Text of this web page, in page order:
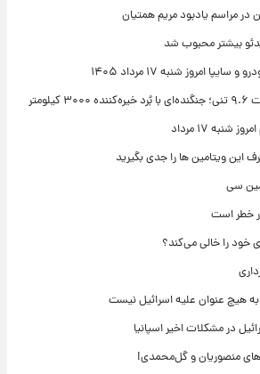
در مراسم یادبود مریم همتیان
بیشتر محبوب شد
امروز شنبه ۱۷ مرداد ۱۴۰۵
۱۷ مرداد
این ویتامین ها را جدی بگیرید
سی
خطر است
خود را خالی می‌کند؟
به هیچ عنوان علیه اسرائیل نیست
در مشکلات اخیر اسپانیا
منصوریان و گل‌محمدی!